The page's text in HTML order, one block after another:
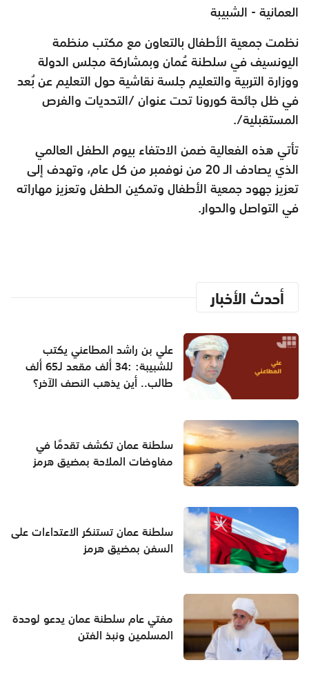
العمانية - الشبيبة
نظمت ‏جمعية الأطفال بالتعاون مع مكتب منظمة
اليونسيف في سلطنة عُمان وبمشاركة مجلس الدولة
ووزارة التربية والتعليم جلسة نقاشية حول التعليم عن بُعد
في ظل جائحة كورونا تحت عنوان /التحديات والفرص
المستقبلية/.
‏تأتي هذه الفعالية ضمن الاحتفاء بيوم الطفل العالمي
الذي يصادف الـ 20 من نوفمبر من كل عام، وتهدف إلى
تعزيز جهود جمعية الأطفال وتمكين الطفل وتعزيز مهاراته
في التواصل والحوار.
أحدث الأخبار
علي بن راشد المطاعني يكتب
للشبيبة: :34 ألف مقعد لـ65 ألف
طالب.. أين يذهب النصف الآخر؟
سلطنة عمان تكشف تقدمًا في
مفاوضات الملاحة بمضيق هرمز
سلطنة عمان تستنكر الاعتداءات على
السفن بمضيق هرمز
مفتي عام سلطنة عمان يدعو لوحدة
المسلمين ونبذ الفتن